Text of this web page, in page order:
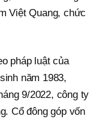
Việt Quang, chức
pháp luật của
năm 1983,
9/2022, công ty
Cổ đông góp vốn